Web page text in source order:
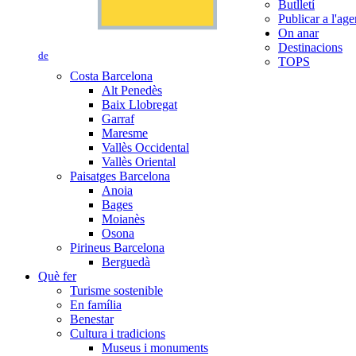
de
Butlletí
Publicar a
On anar
Destinacions
TOPS
Costa Barcelona
Alt Penedès
Baix Llobregat
Garraf
Maresme
Vallès Occidental
Vallès Oriental
Paisatges Barcelona
Anoia
Bages
Moianès
Osona
Pirineus Barcelona
Berguedà
Què fer
Turisme sostenible
En família
Benestar
Cultura i tradicions
Museus i monuments